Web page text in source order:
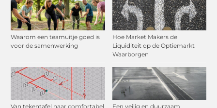
Waarom een teamuitje goed is
voor de samenwerking
Hoe Market Makers de
Liquiditeit op de Optiemarkt
Waarborgen
Van tekentafel naar comfortabel
Een veilig en duurzaam